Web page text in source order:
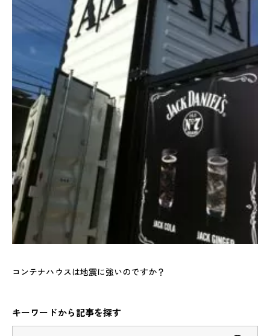
コンテナハウスは地震に強いのですか？
キーワードから記事を探す